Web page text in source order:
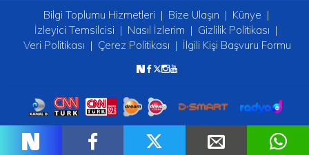
Bilgi Toplumu Hizmetleri Bize Ulaşın
Künye
İzleyici Temsilcisi
Nasıl İzlerim
Gizlilik Politikası
Veri Politikası
Çerez Politikası İlgili Kişi Başvuru Formu